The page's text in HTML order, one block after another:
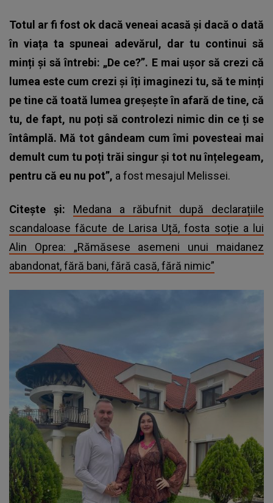
Totul ar fi fost ok dacă veneai acasă și dacă o dată
în viața ta spuneai adevărul, dar tu continui să
minți și să întrebi: „De ce?”. E mai ușor să crezi că
lumea este cum crezi și îți imaginezi tu, să te minți
pe tine că toată lumea greșește în afară de tine, că
tu, de fapt, nu poți să controlezi nimic din ce ți se
întâmplă. Mă tot gândeam cum îmi povesteai mai
demult cum tu poți trăi singur și tot nu înțelegeam,
pentru că eu nu pot”, a fost mesajul Melissei.
Citește și: Medana a răbufnit după declarațiile
scandaloase făcute de Larisa Uță, fosta soție a lui
Alin Oprea: „Rămăsese asemeni unui maidanez
abandonat, fără bani, fără casă, fără nimic”